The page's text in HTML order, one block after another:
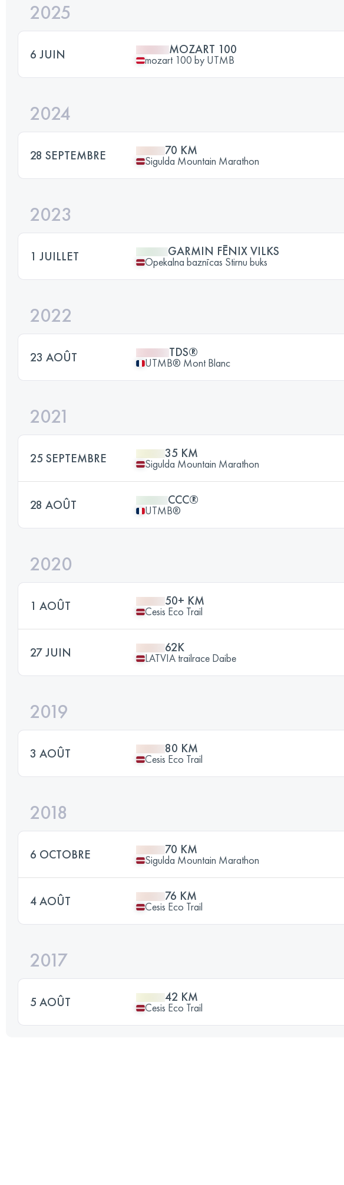
2025
6 JUIN MOZART 100
mozart 100 by UTMB
2024
28 SEPTEMBRE 70 KM
Sigulda Mountain Marathon
2023
1 JUILLET GARMIN FĒNIX VILKS
Opekalna baznīcas Stirnu buks
2022
23 AOÛT TDS®
UTMB® Mont Blanc
2021
25 SEPTEMBRE 35 KM
Sigulda Mountain Marathon
28 AOÛT CCC®
UTMB®
2020
1 AOÛT 50+ KM
Cesis Eco Trail
27 JUIN 62K
LATVIA trailrace Daibe
2019
3 AOÛT 80 KM
Cesis Eco Trail
2018
6 OCTOBRE 70 KM
Sigulda Mountain Marathon
4 AOÛT 76 KM
Cesis Eco Trail
2017
5 AOÛT 42 KM
Cesis Eco Trail